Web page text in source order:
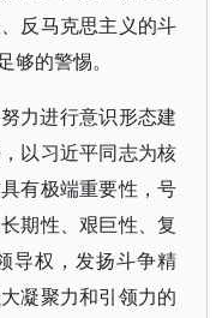
反马克思主义的斗
的警惕。
力进行意识形态建
以习近平同志为核
有极端重要性，号
期性、艰巨性、复
导权，发扬斗争精
凝聚力和引领力的